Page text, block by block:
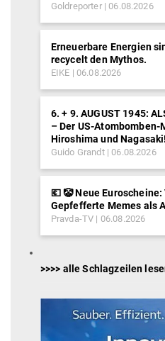
Goldreporter 06.08.2026
Erneuerbare Energien
recycelt den Mythos.
EIKE 06.08.2026
6. + 9. AUGUST 1945:
– Der US-Atombomben-
Hiroshima und Nagasaki!
Guido Grandt 06.08.2026
💶 🤡 Neue
Gepfefferte Memes als
Pravda-TV 06.08.2026
>>>> alle Schlagzeilen